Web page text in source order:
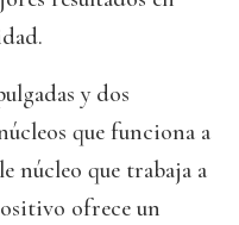
y dos
que funciona a
núcleo que trabaja a
ofrece un